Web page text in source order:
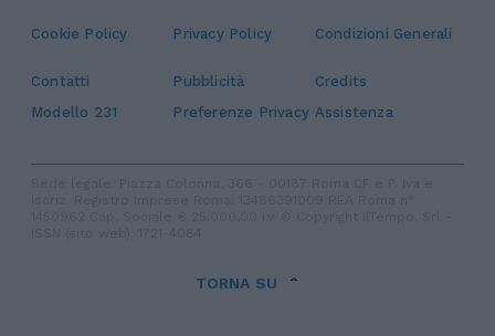
Cookie Policy Privacy Policy Condizioni Generali
Contatti Pubblicità
Credits
Modello 231
Preferenze Privacy Assistenza
TORNA SU